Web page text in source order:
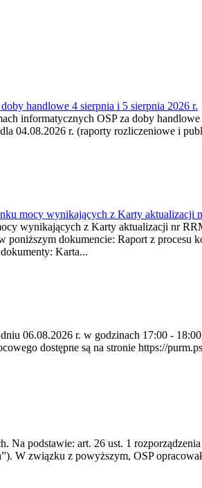
handlowe 4 sierpnia i 5 sierpnia 2026 r.
informatycznych OSP za doby
04.08.2026 r. (raporty rozliczeniowe i
mocy wynikających z Karty aktualizacji
wynikających z Karty aktualizacji nr
poniższym dokumencie: Raport z
Karta...
06.08.2026 r. w godzinach 17:00 -
dostępne są na stronie https://
podstawie: art. 26 ust. 1
W związku z powyższym, OSP